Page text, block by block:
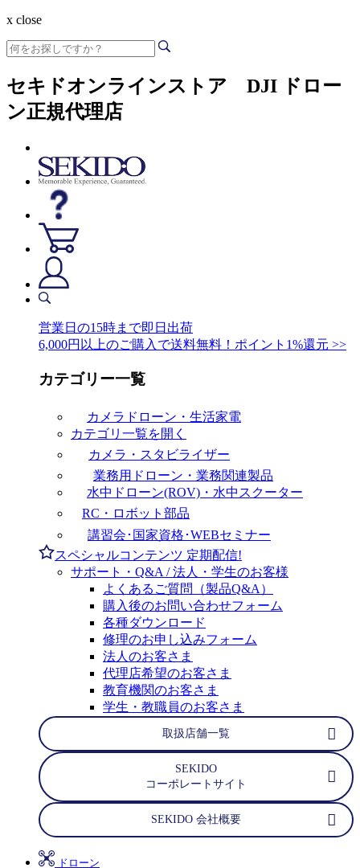
x close
セキドオンラインストア DJI ドロー
ン正規代理店
営業日の15時まで即日出荷
6,000円以上のご購入で送料無料！ポイント1%還元 >>
カテゴリー一覧
カメラドローン・生活家電
カテゴリ一覧を開く
カメラ・スタビライザー
業務用ドローン・業務関連製品
水中ドローン(ROV)・水中スクーター
RC・ロボット部品
講習会･国家資格･WEBセミナー
スペシャルコンテンツ 定期配信!
サポート・Q&A / 法人・学生のお客様
よくあるご質問（製品Q&A）
購入後のお問い合わせフォーム
各種ダウンロード
修理のお申し込みフォーム
法人のお客さま
代理店希望のお客さま
教育機関のお客さま
学生・教職員のお客さま
取扱店舗一覧
SEKIDO
コーポレートサイト
SEKIDO 会社概要
ドローン